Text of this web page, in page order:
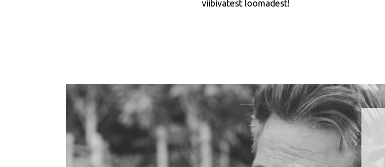
viibivatest loomadest!